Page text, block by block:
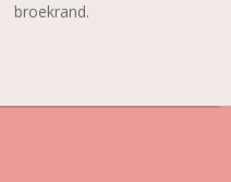
broekrand.